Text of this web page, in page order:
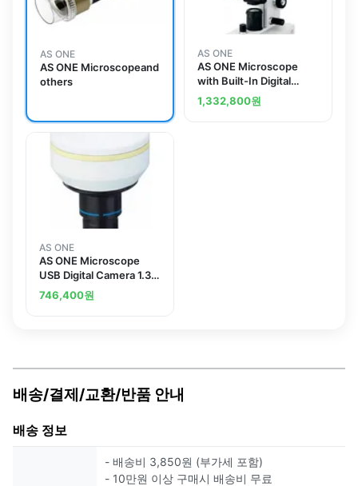
AS ONE
AS ONE Microscopeand
others
AS ONE
AS ONE Microscope
with Built-In Digital
Camera 40 - 400 x M-
100FLD Corded M-
1,332,800원
AS ONE
AS ONE Microscope
USB Digital Camera 1.3
Mega-pixeland others
746,400원
배송/결제/교환/반품 안내
배송 정보
- 배송비 3,850원 (부가세 포함)
- 10만원 이상 구매시 배송비 무료